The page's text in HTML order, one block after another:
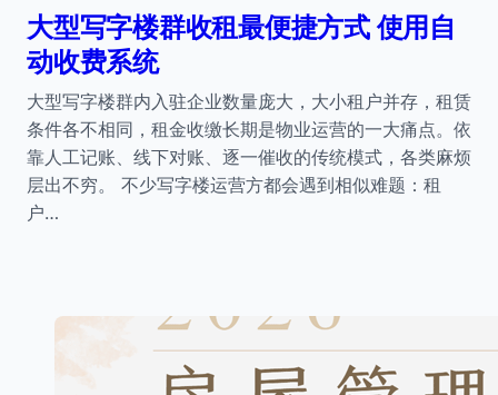
大型写字楼群收租最便捷方式 使用自
动收费系统
大型写字楼群内入驻企业数量庞大，大小租户并存，租赁
条件各不相同，租金收缴长期是物业运营的一大痛点。依
靠人工记账、线下对账、逐一催收的传统模式，各类麻烦
层出不穷。 不少写字楼运营方都会遇到相似难题：租
户…